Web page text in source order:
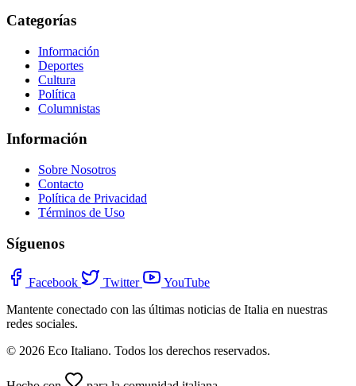
Categorías
Información
Deportes
Cultura
Política
Columnistas
Información
Sobre Nosotros
Contacto
Política de Privacidad
Términos de Uso
Síguenos
Facebook Twitter
YouTube
Mantente conectado con las últimas noticias de Italia en nuestras
redes sociales.
© 2026 Eco Italiano. Todos los derechos reservados.